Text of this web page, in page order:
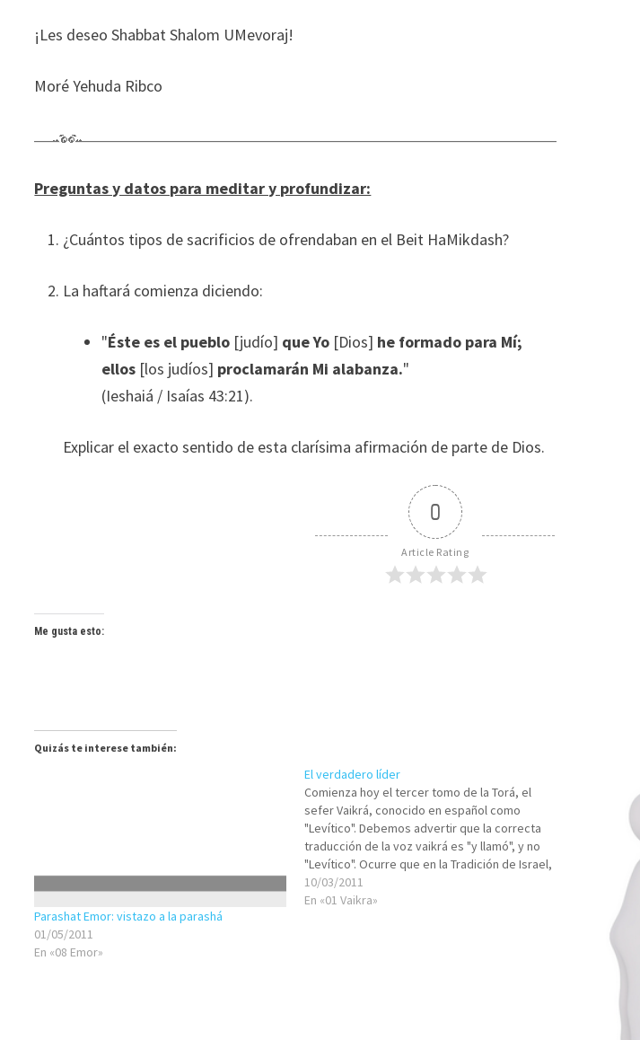
¡Les deseo Shabbat Shalom UMevoraj!
Moré Yehuda Ribco
Preguntas y datos para meditar y profundizar:
¿Cuántos tipos de sacrificios de ofrendaban en el Beit HaMikdash?
La haftará comienza diciendo:
"Éste es el pueblo [judío] que Yo [Dios] he formado para Mí;
ellos [los judíos] proclamarán Mi alabanza."
(Ieshaiá / Isaías 43:21).
Explicar el exacto sentido de esta clarísima afirmación de parte de Dios.
0
Article Rating
Me gusta esto:
Quizás te interese también:
Parashat Emor: vistazo a la parashá
01/05/2011
En «08 Emor»
El verdadero líder
Comienza hoy el tercer tomo de la Torá, el
sefer Vaikrá, conocido en español como
"Levítico". Debemos advertir que la correcta
traducción de la voz vaikrá es "y llamó", y no
"Levítico". Ocurre que en la Tradición de Israel,
la primera o primeras palabras significativas
que aparecen en los textos…
10/03/2011
En «01 Vaikra»